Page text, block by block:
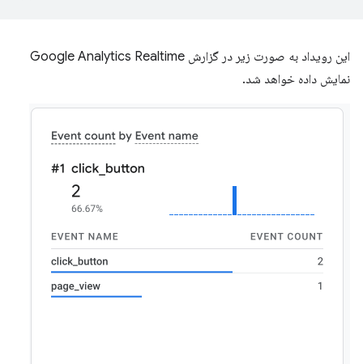
این رویداد به صورت زیر در گزارش Google Analytics Realtime
نمایش داده خواهد شد.